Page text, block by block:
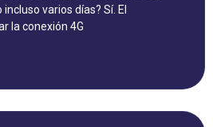
varios días? Sí. El
la conexión 4G